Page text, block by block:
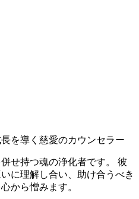
を導く慈愛のカウンセラー
せ持つ魂の浄化者です。 彼
に理解し合い、助け合うべき
から憎みます。